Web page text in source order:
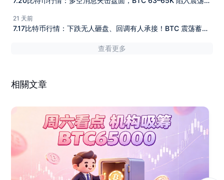
21 天前
7.17比特币行情：下跌无人砸盘、回调有人承接！BTC 震荡蓄
查看更多
相關文章